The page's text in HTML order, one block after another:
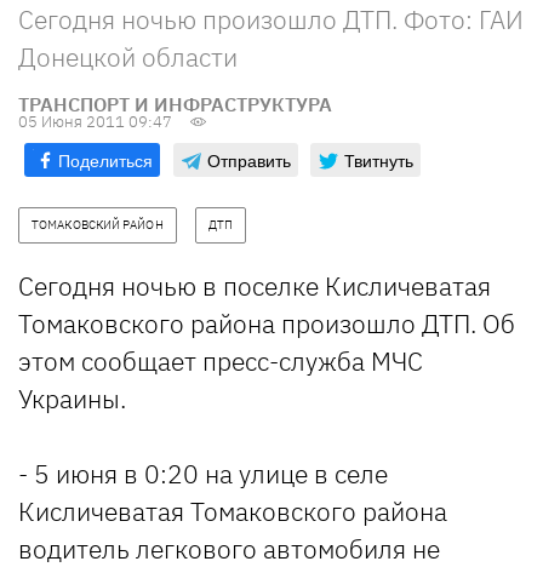
Сегодня ночью произошло ДТП. Фото: ГАИ
Донецкой области
ТРАНСПОРТ И ИНФРАСТРУКТУРА
05 Июня 2011 09:47
Поделиться Отправить Твитнуть
ТОМАКОВСКИЙ РАЙОН ДТП
Сегодня ночью в поселке Кисличеватая
Томаковского района произошло ДТП. Об
этом сообщает пресс-служба МЧС
Украины.
- 5 июня в 0:20 на улице в селе
Кисличеватая Томаковского района
водитель легкового автомобиля не